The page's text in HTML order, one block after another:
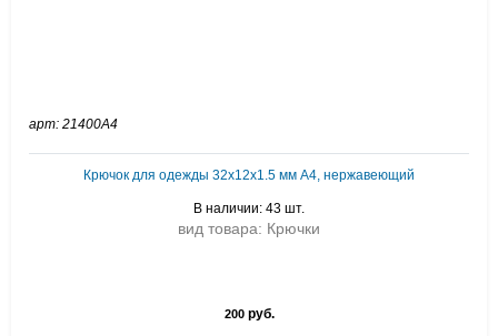
арт: 21400А4
Крючок для одежды 32х12х1.5 мм А4, нержавеющий
В наличии: 43 шт.
вид товара: Крючки
200руб.